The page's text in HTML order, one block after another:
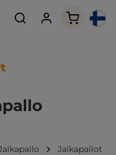
Jalkapallot